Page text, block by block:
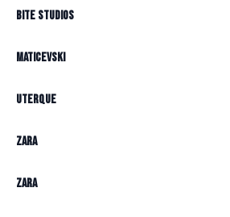
BITE Studios
Maticevski
Uterque
Zara
Zara